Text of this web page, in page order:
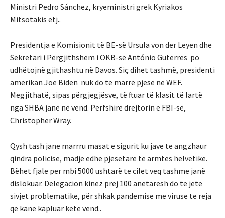
Ministri Pedro Sánchez, kryeministri grek Kyriakos
Mitsotakis etj..
Presidentja e Komisionit të BE-së Ursula von der Leyen dhe
Sekretari i Përgjithshëm i OKB-së António Guterres po
udhëtojnë gjithashtu në Davos. Siç dihet tashmë, presidenti
amerikan Joe Biden nuk do të marrë pjesë në WEF.
Megjithatë, sipas përgjegjësve, të ftuar të klasit të lartë
nga SHBA janë në vend. Përfshirë drejtorin e FBI-së,
Christopher Wray.
Qysh tash jane marrru masat e sigurit ku jave te angzhaur
qindra policise, madje edhe pjesetare te armtes helvetike.
Bëhet fjale per mbi 5000 ushtarë te cilet veq tashme janë
dislokuar. Delegacion kinez prej 100 anetaresh do te jete
sivjet problematike, për shkak pandemise me viruse te reja
qe kane kapluar kete vend..